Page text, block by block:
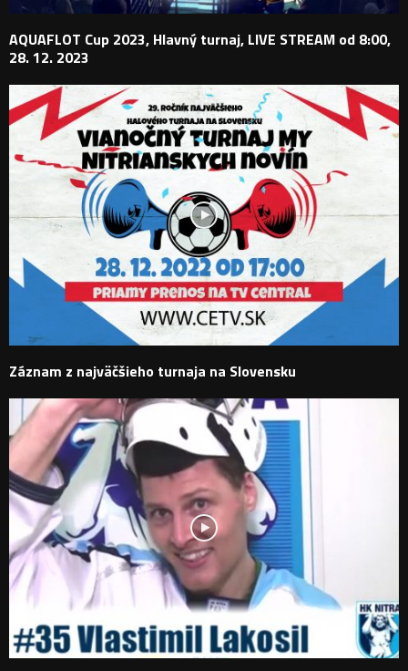
AQUAFLOT Cup 2023, Hlavný turnaj, LIVE STREAM od 8:00,
28. 12. 2023
Záznam z najväčšieho turnaja na Slovensku